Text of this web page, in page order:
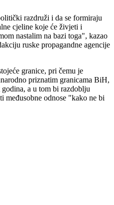
razdruži i da se formiraju
cjeline koje će živjeti i
nastalim na bazi toga", kazao
ruske propagandne agencije
granice, pri čemu je
priznatim granicama BiH,
a u tom bi razdoblju
međusobne odnose "kako ne bi